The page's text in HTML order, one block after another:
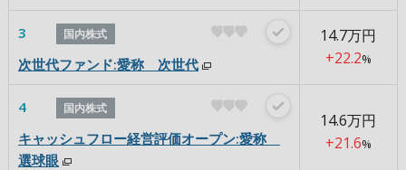
3 国内株式
次世代ファンド:愛称 次世代
14.7万円
+22.2%
4 国内株式
キャッシュフロー経営評価オープン:愛称
選球眼
14.6万円
+21.6%